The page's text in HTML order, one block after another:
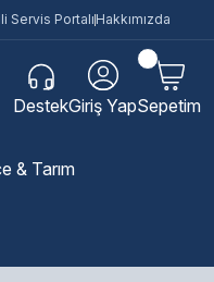
Servis PortalıHakkımızda
DestekGiriş YapSepetim
& Tarım